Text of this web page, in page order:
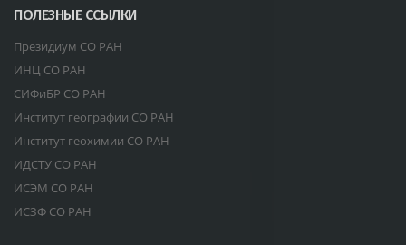
ПОЛЕЗНЫЕ ССЫЛКИ
Президиум СО РАН
ИНЦ СО РАН
СИФиБР СО РАН
Институт географии СО РАН
Институт геохимии СО РАН
ИДСТУ СО РАН
ИСЭМ СО РАН
ИСЗФ СО РАН